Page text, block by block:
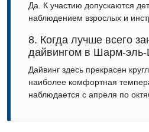
Да. К участию допускаются
наблюдением взрослых и
8. Когда лучше всего
дайвингом в Шарм-
Дайвинг здесь прекрасен
наиболее комфортная
наблюдается с апреля по